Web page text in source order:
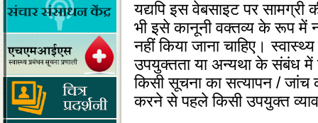
यद्यपि इस वेबसाइट पर
भी इसे कानूनी वक्‍तव्‍य के रूप में
नहीं किया जाना चाहिए।
उपयुक्‍तता या अन्‍यथा के संबंध में
किसी सूचना का सत्‍यापन / जांच
करने से पहले किसी उपयुक्‍त